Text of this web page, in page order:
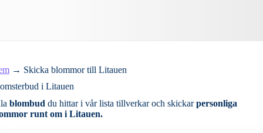
→ Skicka blommor till Litauen
i Litauen
blombud du hittar i vår lista tillverkar och skickarpersonliga
runt om i Litauen.